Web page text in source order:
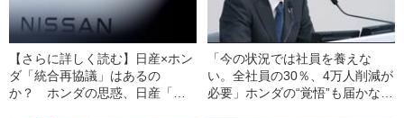
【さらに詳しく読む】日産×ホン
ダ「統合再協議」はあるの
か？ ホンダの思惑、日産「内
「今の状況では社員を養えな
い。全社員の30％、4万人削減が
必要」ホンダの“覚悟”も届かなか